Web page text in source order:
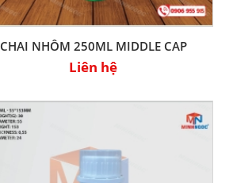
CHAI NHÔM 250ML MIDDLE CAP
Liên hệ